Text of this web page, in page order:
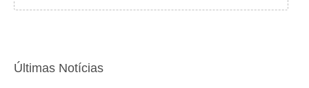
Últimas Notícias